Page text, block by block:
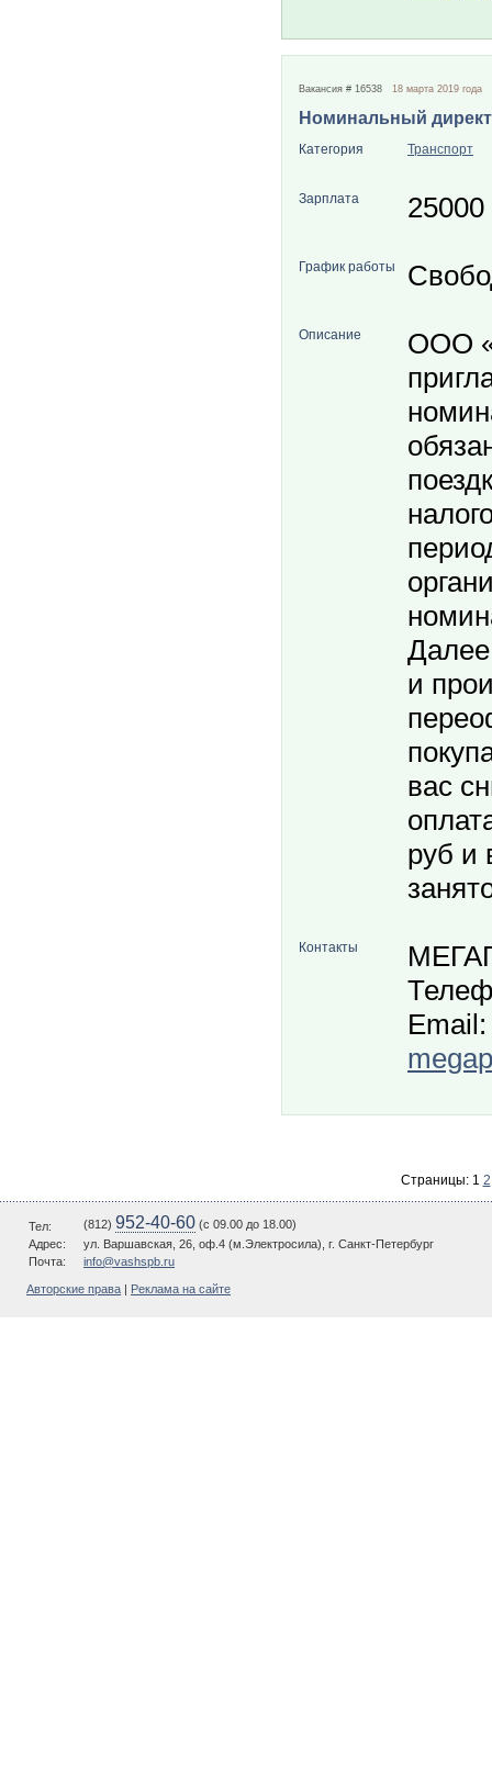
Вакансия # 16538 18 марта 2019 года
Номинальный
Категория Транспорт
Зарплата 25000
График работы
Описание
ООО
и
вас
руб и
Контакты
Email:
Страницы: 1 2
Тел: (812) 952-40-60 (c 09.00 до 18.00)
Адрес:
ул. Варшавская, 26, оф.4 (м.Электросила), г. Санкт-Петербург
Почта:
info@vashspb.ru
Авторские права Реклама на сайте